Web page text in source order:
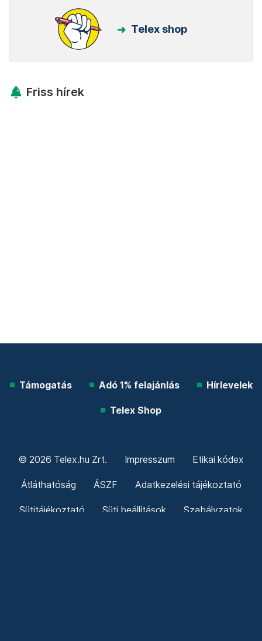
Telex shop
Friss hírek
Támogatás Adó 1% felajánlás Hírlevelek
Telex Shop
© 2026 Telex.hu Zrt. Impresszum Etikai kódex
Átláthatóság ÁSZF Adatkezelési tájékoztató
Sütitájékoztató Süti beállítások Szabályzatok